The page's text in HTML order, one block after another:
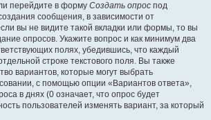
перейдите в форму Создать опрос под
сообщения, в зависимости от
вы не видите такой вкладки или формы, то вы
опросов. Укажите вопрос и как минимум два
полях, убедившись, что каждый
строке текстового поля. Вы также
вариантов, которые могут выбрать
с помощью опции «Вариантов ответа»,
в днях (0 означает, что опрос будет
пользователей изменять вариант, за который